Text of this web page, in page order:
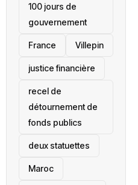
100 jours de
gouvernement
France Villepin
justice financière
recel de
détournement de
fonds publics
deux statuettes
Maroc